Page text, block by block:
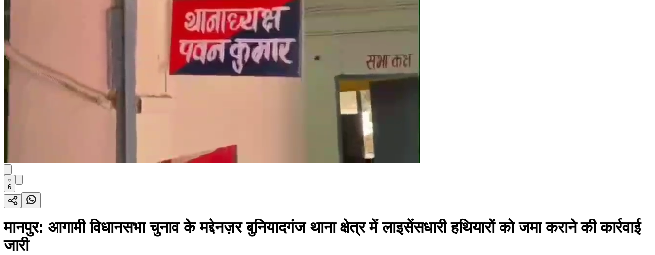
6
मानपुर: आगामी विधानसभा चुनाव के मद्देनज़र बुनियादगंज थाना क्षेत्र में लाइसेंसधारी हथियारों को जमा कराने की कार्रवाई
जारी